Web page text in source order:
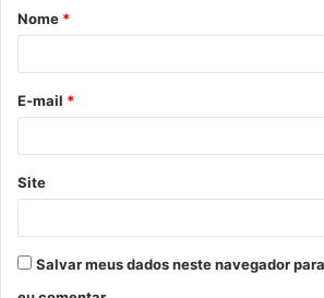
r
*
Nome *
E-mail *
Site
Salvar meus dados neste navegador